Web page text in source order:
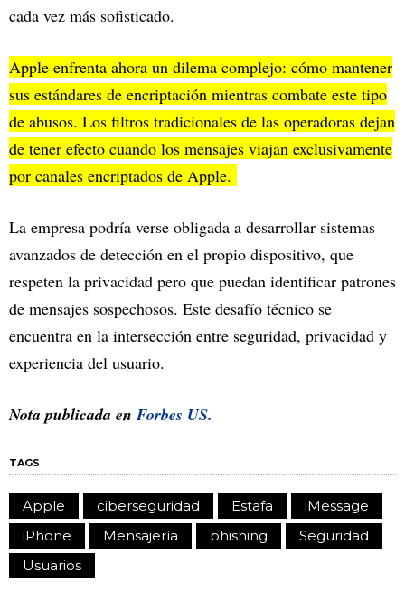
cada vez más sofisticado.
Apple enfrenta ahora un dilema complejo: cómo mantener
sus estándares de encriptación mientras combate este tipo
de abusos. Los filtros tradicionales de las operadoras dejan
de tener efecto cuando los mensajes viajan exclusivamente
por canales encriptados de Apple.
La empresa podría verse obligada a desarrollar sistemas
avanzados de detección en el propio dispositivo, que
respeten la privacidad pero que puedan identificar patrones
de mensajes sospechosos. Este desafío técnico se
encuentra en la intersección entre seguridad, privacidad y
experiencia del usuario.
Nota publicada enForbes US.
TAGS
Apple ciberseguridad Estafa
iMessage
iPhone
Mensajería phishing
Seguridad
Usuarios